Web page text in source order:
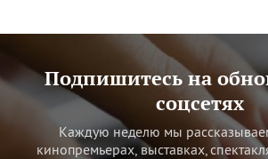
Подпишитесь на
соцсетях
Каждую неделю мы
кинопремьерах, выставках,